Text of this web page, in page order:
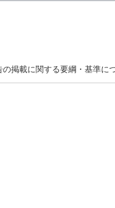
の掲載に関する要綱・基準に